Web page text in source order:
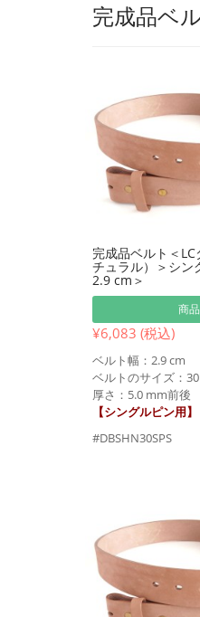
完成品ベ
完成品ベルト＜
チュラル）＞シン
2.9 cm＞
商
¥6,083 (税込)
ベルト幅：2.9 cm
ベルトのサイズ：
厚さ：5.0 mm前後
【シングルピン用】
#DBSHN30SPS